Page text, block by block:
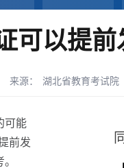
可以提前
来源： 湖北省教育考试院
可能
前发